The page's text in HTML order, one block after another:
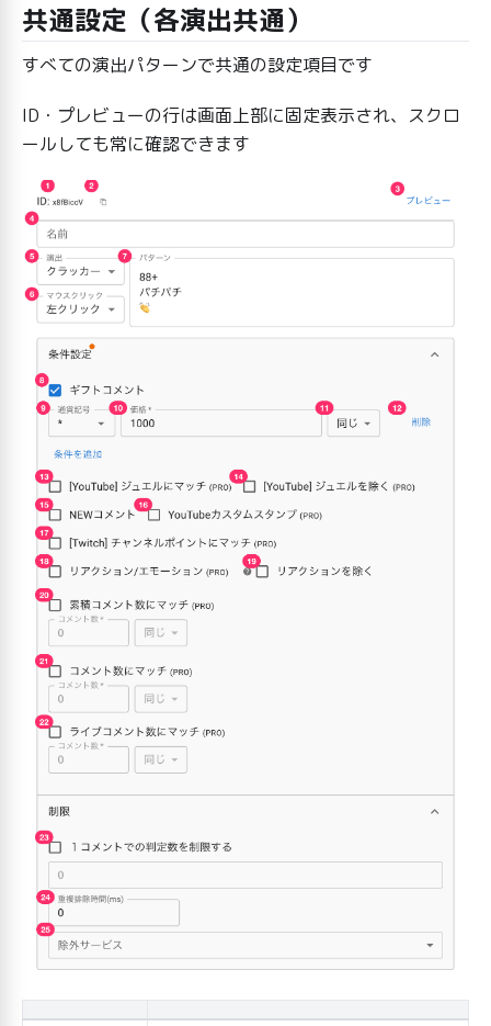
共通設定（各演出共通）
すべての演出パターンで共通の設定項目です
ID・プレビューの行は画面上部に固定表示され、スクロ
ールしても常に確認できます